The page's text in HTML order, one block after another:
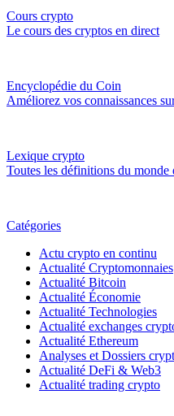
Cours crypto
Le cours des cryptos en direct
Encyclopédie du Coin
Améliorez vos connaissances
Lexique crypto
Toutes les définitions du monde
Catégories
Actu crypto en continu
Actualité Cryptomonnaies
Actualité Bitcoin
Actualité Économie
Actualité Technologies
Actualité exchanges
Actualité Ethereum
Analyses et Dossiers
Actualité DeFi & Web3
Actualité trading crypto